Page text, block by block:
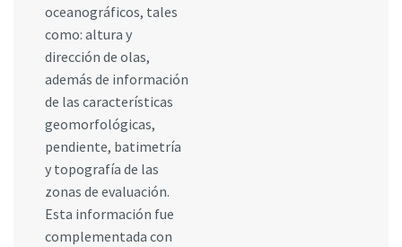
oceanográficos, tales
como: altura y
dirección de olas,
además de información
de las características
geomorfológicas,
pendiente, batimetría
y topografía de las
zonas de evaluación.
Esta información fue
complementada con